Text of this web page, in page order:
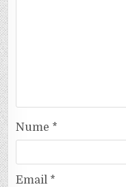
Nume *
Email *